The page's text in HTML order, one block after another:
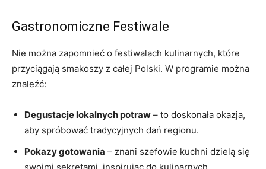
Gastronomiczne⁢ Festiwale
Nie można zapomnieć o festiwalach kulinarnych, które
przyciągają smakoszy z całej Polski. W programie można
znaleźć:
Degustacje lokalnych potraw – to doskonała okazja,
aby spróbować tradycyjnych dań regionu.
Pokazy gotowania – znani szefowie kuchni dzielą się